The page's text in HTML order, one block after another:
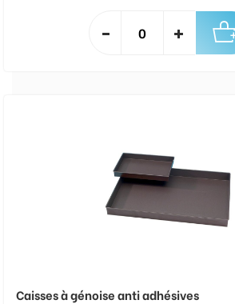
Caisses à génoise anti adhésives